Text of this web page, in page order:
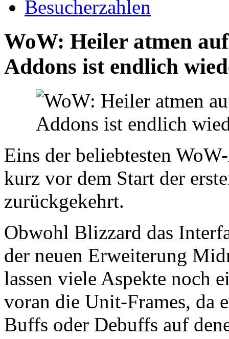
Besucherzahlen
WoW: Heiler atmen
Addons ist endlich
Eins der beliebtesten
kurz vor dem Start der
zurückgekehrt.
Obwohl Blizzard das
der neuen Erweiterung
lassen viele Aspekte noch
voran die Unit-Frames, da
Buffs oder Debuffs auf